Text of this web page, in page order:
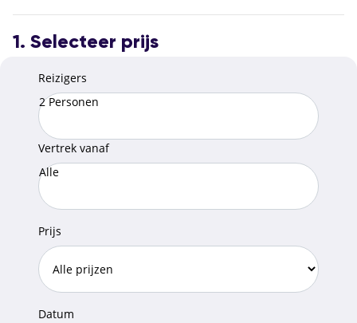
1. Selecteer prijs
Reizigers
2 Personen
Vertrek vanaf
Alle
Prijs
Datum